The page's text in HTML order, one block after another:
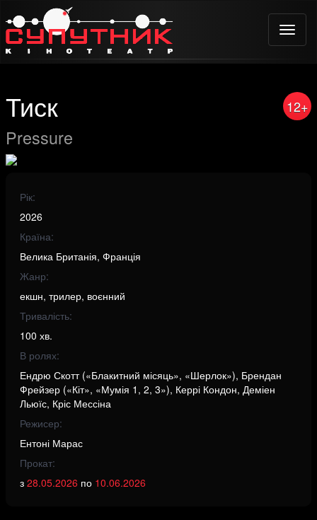
Toggle
12+
Тиск
Pressure
Рік:
2026
Країна:
Велика Британія, Франція
Жанр:
екшн, трилер, воєнний
Тривалість:
100 хв.
В ролях:
Ендрю Скотт («Блакитний місяць», «Шерлок»), Брендан
Фрейзер («Кіт», «Мумія 1, 2, 3»), Керрі Кондон, Деміен
Льюїс, Кріс Мессіна
Режисер:
Ентоні Марас
Прокат:
з 28.05.2026 по 10.06.2026